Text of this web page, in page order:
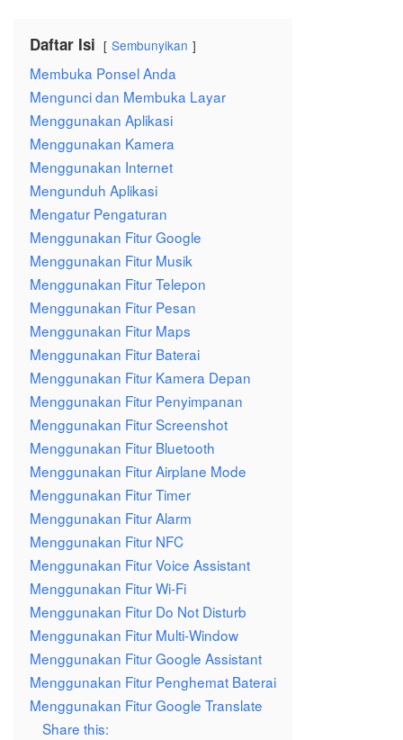
Daftar Isi Sembunyikan
Membuka Ponsel Anda
Mengunci dan Membuka Layar
Menggunakan Aplikasi
Menggunakan Kamera
Menggunakan Internet
Mengunduh Aplikasi
Mengatur Pengaturan
Menggunakan Fitur Google
Menggunakan Fitur Musik
Menggunakan Fitur Telepon
Menggunakan Fitur Pesan
Menggunakan Fitur Maps
Menggunakan Fitur Baterai
Menggunakan Fitur Kamera Depan
Menggunakan Fitur Penyimpanan
Menggunakan Fitur Screenshot
Menggunakan Fitur Bluetooth
Menggunakan Fitur Airplane Mode
Menggunakan Fitur Timer
Menggunakan Fitur Alarm
Menggunakan Fitur NFC
Menggunakan Fitur Voice Assistant
Menggunakan Fitur Wi-Fi
Menggunakan Fitur Do Not Disturb
Menggunakan Fitur Multi-Window
Menggunakan Fitur Google Assistant
Menggunakan Fitur Penghemat Baterai
Menggunakan Fitur Google Translate
Share this: